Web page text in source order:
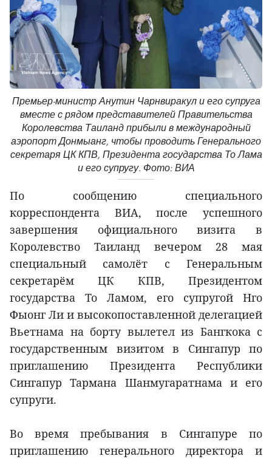
Премьер-министр Анутин Чарнвиракул и его супруга
вместе с рядом представителей Правительства
Королевства Таиланд прибыли в международный
аэропорт Донмыанг, чтобы проводить Генерального
секретаря ЦК КПВ, Президента государства То Лама
и его супругу. Фото: ВИА
По сообщению специального
корреспондента ВИА, после успешного
завершения официального визита в
Королевство Таиланд вечером 28 мая
специальный самолёт с Генеральным
секретарём ЦК КПВ, Президентом
государства То Ламом, его супругой Нго
Фыонг Ли и высокопоставленной делегацией
Вьетнама на борту вылетел из Бангкока с
государственным визитом в Сингапур по
приглашению Президента Республики
Сингапур Тармана Шанмугаратнама и его
супруги.
Во время пребывания в Сингапуре по
приглашению генерального директора и